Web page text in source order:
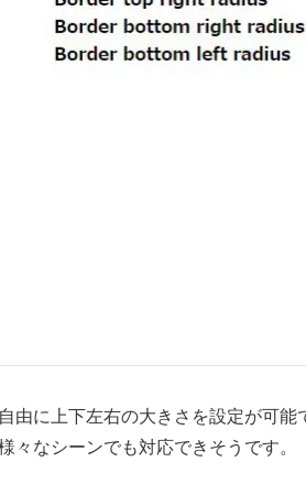
由に上下左右の大きさを設定が可能
々なシーンでも対応できそうです。